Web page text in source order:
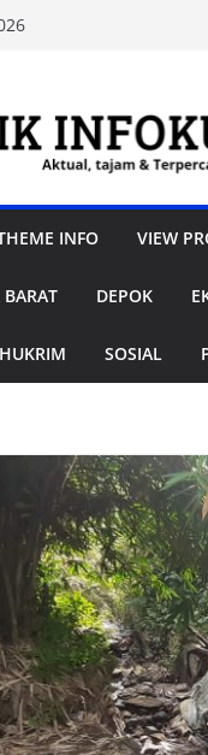
INFO VIEW
BARAT DEPOK
HUKRIM SOSIAL